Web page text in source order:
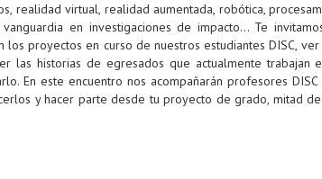
realidad virtual, realidad aumentada, robótica,
en investigaciones de impacto... Te
los proyectos en curso de nuestros estudiantes DISC,
las historias de egresados que actualmente trabajan
En este encuentro nos acompañarán profesores
y hacer parte desde tu proyecto de grado, mitad